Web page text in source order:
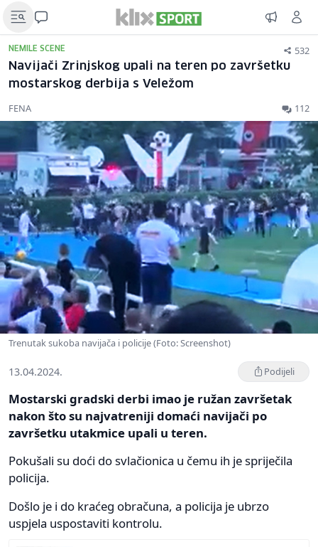
NEMILE SCENE 532
Navijači Zrinjskog upali na teren po završetku
mostarskog derbija s Veležom
FENA 112
Trenutak sukoba navijača i policije (Foto: Screenshot)
13.04.2024. Podijeli
Mostarski gradski derbi imao je ružan završetak
nakon što su najvatreniji domaći navijači po
završetku utakmice upali u teren.
Pokušali su doći do svlačionica u čemu ih je spriječila
policija.
Došlo je i do kraćeg obračuna, a policija je ubrzo
uspjela uspostaviti kontrolu.